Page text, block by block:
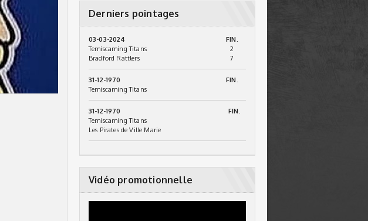
Derniers pointages
03-03-2024
FIN.
Temiscaming Titans
2
Bradford Rattlers
7
31-12-1970
FIN.
Temiscaming Titans
31-12-1970
FIN.
Temiscaming Titans
Les Pirates de Ville Marie
Vidéo promotionnelle